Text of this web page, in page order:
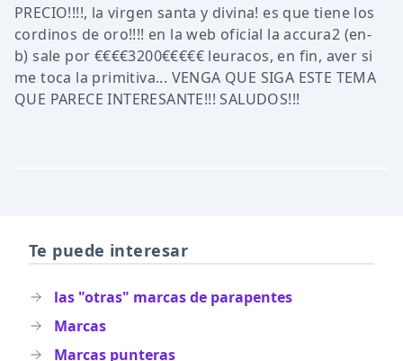
PRECIO!!!!, la virgen santa y divina! es que tiene los
cordinos de oro!!!! en la web oficial la accura2 (en-
b) sale por €€€€3200€€€€€ leuracos, en fin, aver si
me toca la primitiva... VENGA QUE SIGA ESTE TEMA
QUE PARECE INTERESANTE!!! SALUDOS!!!
Te puede interesar
las "otras" marcas de parapentes
Marcas
Marcas punteras